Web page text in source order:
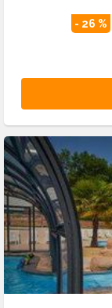
- 26 %